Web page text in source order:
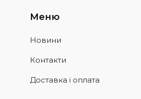
Новини
Контакти
Доставка і оплата